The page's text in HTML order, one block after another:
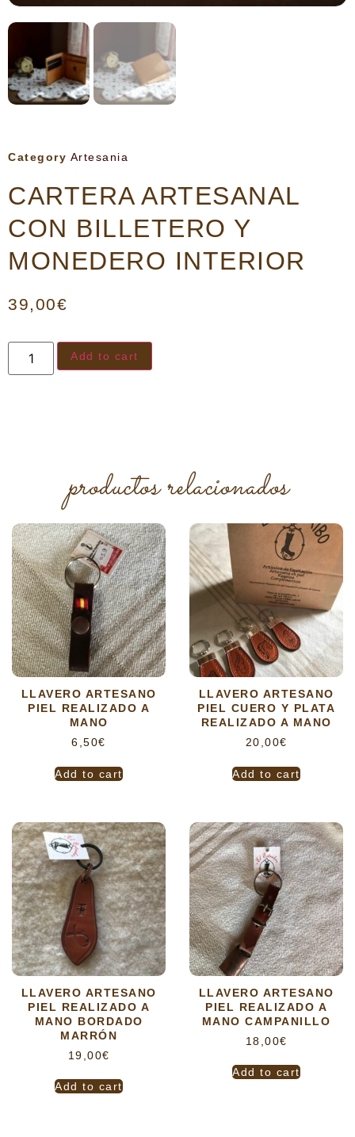
Category Artesania
CARTERA ARTESANAL
CON BILLETERO Y
MONEDERO INTERIOR
39,00€
Add to cart
productos relacionados
LLAVERO ARTESANO
PIEL REALIZADO A
MANO
6,50€
Add to cart
LLAVERO ARTESANO
PIEL CUERO Y PLATA
REALIZADO A MANO
20,00€
Add to cart
LLAVERO ARTESANO
PIEL REALIZADO A
MANO BORDADO
MARRÓN
19,00€
Add to cart
LLAVERO ARTESANO
PIEL REALIZADO A
MANO CAMPANILLO
18,00€
Add to cart